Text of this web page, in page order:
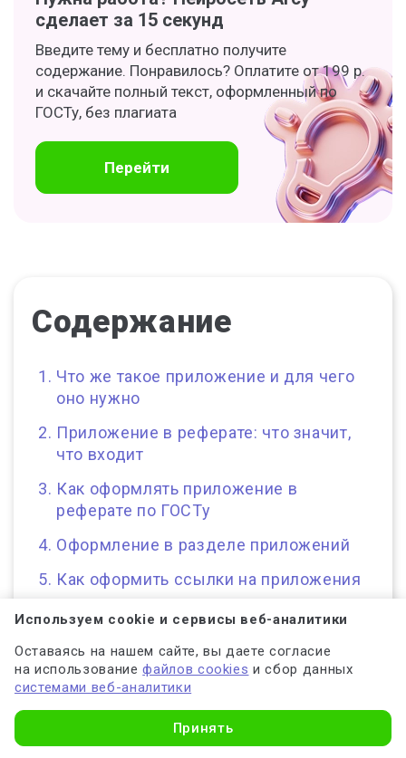
сделает за 15 секунд
Введите тему и бесплатно получите
содержание. Понравилось? Оплатите от 199 р.
и скачайте полный текст, оформленный по
ГОСТу, без плагиата
Перейти
Содержание
Что же такое приложение и для чего
оно нужно
Приложение в реферате: что значит,
что входит
Как оформлять приложение в
реферате по ГОСТу
Оформление в разделе приложений
Как оформить ссылки на приложения
Что же такое
приложение и для чего
Используем cookie и сервисы веб-аналитики
Оставаясь на нашем сайте, вы даете согласие
на использованиефайлов cookies и сбор данных
системами веб-аналитики
Принять